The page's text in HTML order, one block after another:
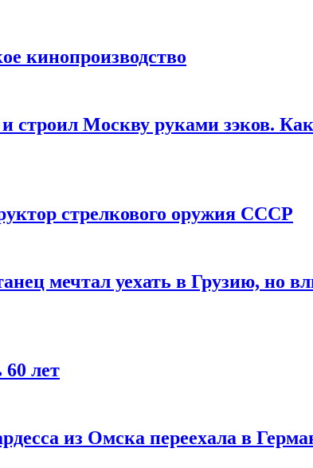
кинопроизводство
Москву руками зэков.
стрелкового оружия СССР
мечтал уехать в Грузию, но
лет
из Омска переехала в